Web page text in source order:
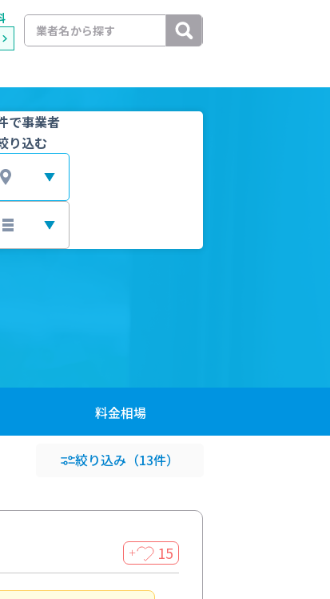
で事業者
り込む
料金相場
絞り込み （13件）
＋ 15